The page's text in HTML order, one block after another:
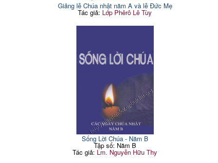
Giảng lễ Chúa nhật năm A và lễ Đức Mẹ
Tác giả: Lớp Phêrô Lê Tùy
Sống Lời Chúa - Năm B
Tập số: Năm B
Tác giả: Lm. Nguyễn Hữu Thy